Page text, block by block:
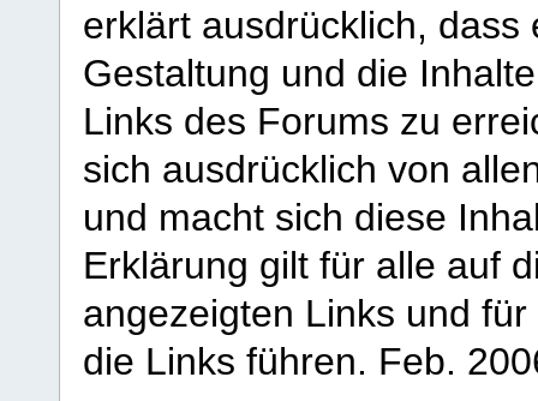
erklärt ausdrücklich,
Gestaltung und die
Links des Forums zu
sich ausdrücklich von
und macht sich diese
Erklärung gilt für alle auf
angezeigten Links und
die Links führen. Feb.